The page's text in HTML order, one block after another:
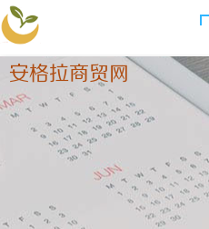
安格拉商贸网